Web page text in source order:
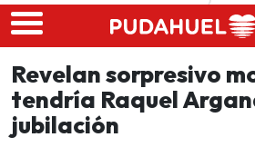
Skip to main content
Revelan sorpresivo
tendría Raquel
jubilación